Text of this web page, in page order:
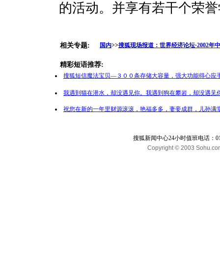
的活动。并享有若干个荣
相关专题: 国内>>搜狐现场报道：世界经济论坛·2002年
精彩短语推荐:
搜狐短信魔法宝贝—３００条存储大容量，强大功能得心应
我遇到猫在潜水，却没遇见你。我遇到狗在攀岩，却没遇
祝您在新的一年里财源滚滚，艳福多多，妻妾成群，儿孙
搜狐新闻中心24小时值班电话：
Copyright © 2003